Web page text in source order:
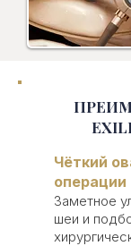
Чёткий
операции
Заметное
шеи и